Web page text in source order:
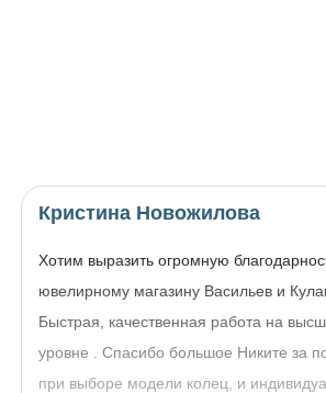
Кристина Новожилова
Хотим выразить огромную
ювелирному магазину Васильев и
Быстрая, качественная работа на
уровне . Спасибо большое Никите за
при выборе модели колец, и